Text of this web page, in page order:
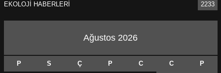
EKOLOJİ HABERLERİ 2233
Ağustos 2026
P S Ç P C C P